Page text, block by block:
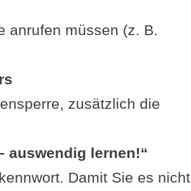
müssen (z. B.
zusätzlich die
auswendig lernen!“
Damit Sie es nicht